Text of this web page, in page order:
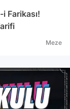
Farikası!
Meze